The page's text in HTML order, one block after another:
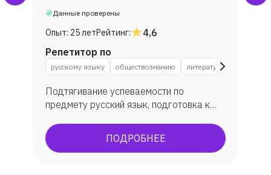
Дмитрий
Софья
Варвара
Екатерина
Данные проверены
Опыт: 25 летРейтинг:
4,6
Репетитор по
русскому языку обществознанию литературе
Подтягивание успеваемости по
предмету русский язык, подготовка к
литературе, подготовка к ВПР по
русскому языку. Мои выпускники
ПОДРОБНЕЕ